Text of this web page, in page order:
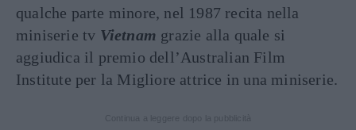
qualche parte minore, nel 1987 recita nella
miniserie tv Vietnam grazie alla quale si
aggiudica il premio dell’Australian Film
Institute per la Migliore attrice in una miniserie.